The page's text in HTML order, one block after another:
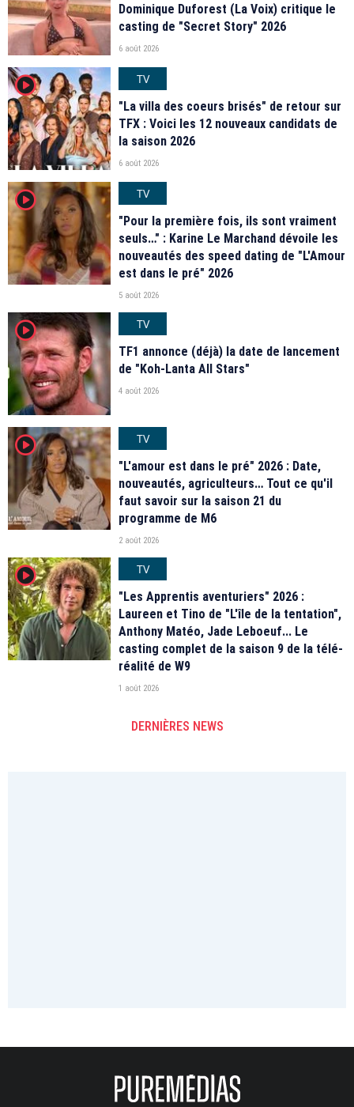
Dominique Duforest (La Voix) critique le
casting de "Secret Story" 2026
6 août 2026
player2
TV
"La villa des coeurs brisés" de retour sur
TFX : Voici les 12 nouveaux candidats de
la saison 2026
6 août 2026
player2
TV
"Pour la première fois, ils sont vraiment
seuls…" : Karine Le Marchand dévoile les
nouveautés des speed dating de "L'Amour
est dans le pré" 2026
5 août 2026
player2
TV
TF1 annonce (déjà) la date de lancement
de "Koh-Lanta All Stars"
4 août 2026
player2
TV
"L'amour est dans le pré" 2026 : Date,
nouveautés, agriculteurs… Tout ce qu'il
faut savoir sur la saison 21 du
programme de M6
2 août 2026
player2
TV
"Les Apprentis aventuriers" 2026 :
Laureen et Tino de "L'île de la tentation",
Anthony Matéo, Jade Leboeuf... Le
casting complet de la saison 9 de la télé-
réalité de W9
1 août 2026
DERNIÈRES NEWS